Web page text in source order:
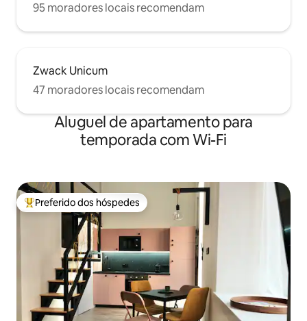
95 moradores locais recomendam
Zwack Unicum
47 moradores locais recomendam
Aluguel de apartamento para
temporada com Wi-Fi
Entre os melhores preferidos dos hóspedes
Preferido dos hóspedes